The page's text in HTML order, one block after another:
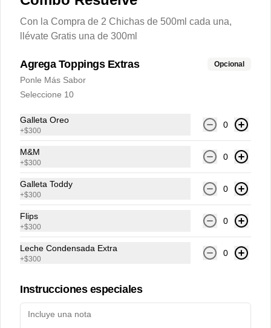
Conócenos
Delivery
Política de privacidad
Redes sociales
Instagram
Facebook
Pedir
Con la Compra de 2 Chichas de 500ml cada una,
llévate Gratis una de 300ml
Agrega Toppings Extras Opcional
Ponle Más Sabor
Seleccione 10
Galleta Oreo
+$300
0
M&M
+$300
0
Galleta Toddy
+$300
0
Flips
+$300
0
Leche Condensada Extra
+$300
0
Instrucciones especiales